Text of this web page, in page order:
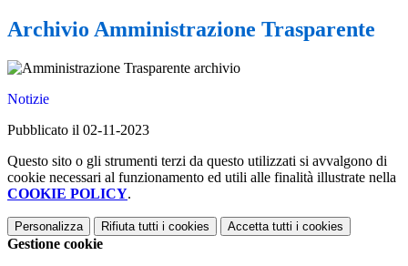
Archivio Amministrazione Trasparente
Notizie
Pubblicato il 02-11-2023
Questo sito o gli strumenti terzi da questo utilizzati si avvalgono di
cookie necessari al funzionamento ed utili alle finalità illustrate nella
COOKIE POLICY.
Personalizza Rifiuta tutti i cookies Accetta tutti i cookies
Gestione cookie